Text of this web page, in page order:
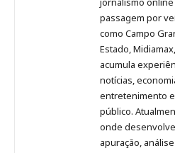
passagem por
como Campo
Estado,
acumula
notícias,
entretenimento
público.
onde
apuração,